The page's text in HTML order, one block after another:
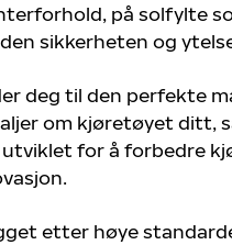
på solfylte
sikkerheten og
deg til den perfekte
om kjøretøyet ditt,
for å forbedre
etter høye